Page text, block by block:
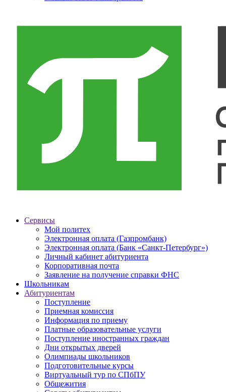
Сервисы
Мой политех
Электронная оплата (Газпромбанк)
Электронная оплата (Банк «Санкт-Петербург»)
Личный кабинет абитуриента
Корпоративная почта
Заявление на получение справки ФНС
Школьникам
Абитуриентам
Поступление
Приемная комиссия
Информация по приему
Платные образовательные услуги
Поступление иностранных граждан
Дни открытых дверей
Олимпиады школьников
Подготовительные курсы
Виртуальный тур по СПбПУ
Общежития